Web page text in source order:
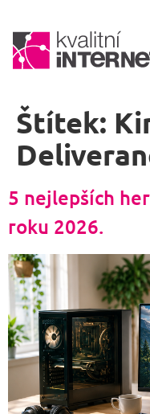
Štítek:
5 nejlepších
roku 2026.